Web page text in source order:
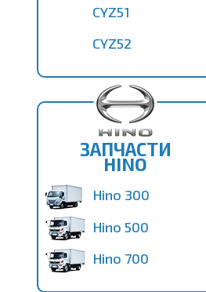
CYZ51
CYZ52
ЗАПЧАСТИ
HINO
Hino 300
Hino 500
Hino 700